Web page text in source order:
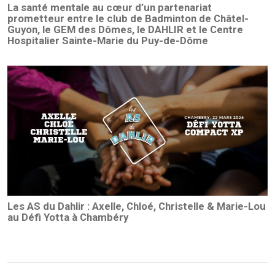
La santé mentale au cœur d’un partenariat
prometteur entre le club de Badminton de Châtel-
Guyon, le GEM des Dômes, le DAHLIR et le Centre
Hospitalier Sainte-Marie du Puy-de-Dôme
Les AS du Dahlir : Axelle, Chloé, Christelle & Marie-Lou
au Défi Yotta à Chambéry